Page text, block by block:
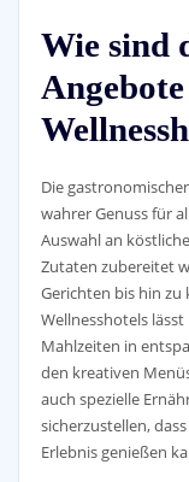
Wie sind
Die
wahrer Genuss für
Auswahl an
Zutaten zubereitet
Gerichten bis hin zu
Wellnesshotels
Mahlzeiten in
den kreativen
auch spezielle
sicherzustellen,
Erlebnis genießen